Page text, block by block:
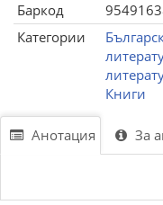
Баркод
Категории
Книги
Анотация За